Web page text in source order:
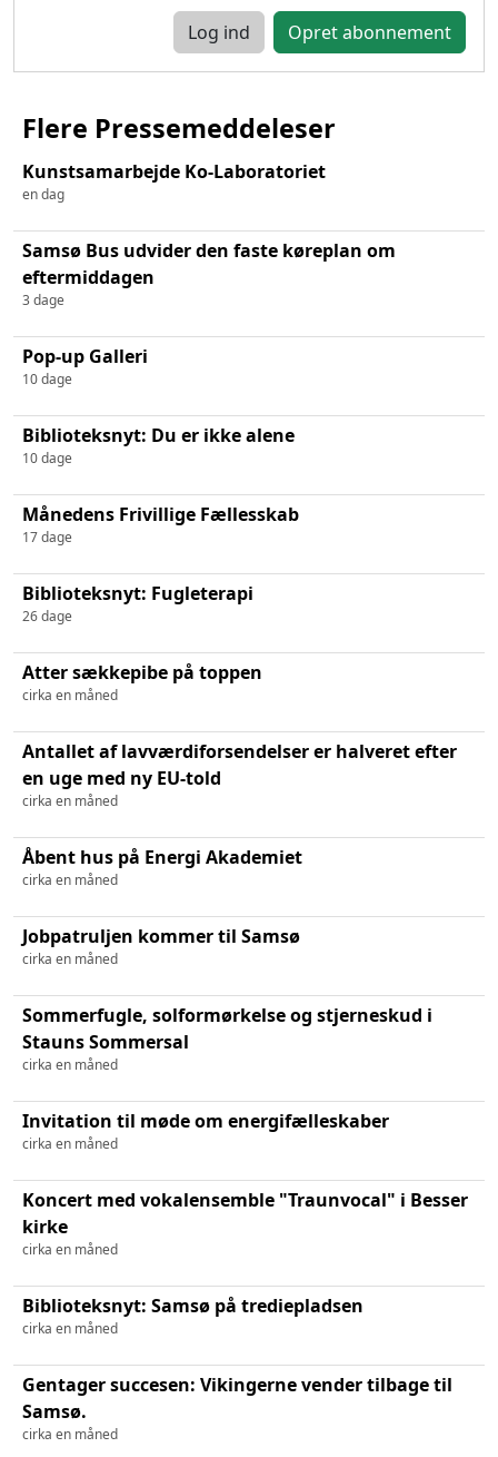
Log ind
Flere Pressemeddeleser
Kunstsamarbejde Ko-Laboratoriet
en dag
Samsø Bus udvider den faste køreplan om
eftermiddagen
3 dage
Pop-up Galleri
10 dage
Biblioteksnyt: Du er ikke alene
10 dage
Månedens Frivillige Fællesskab
17 dage
Biblioteksnyt: Fugleterapi
26 dage
Atter sækkepibe på toppen
cirka en måned
Antallet af lavværdiforsendelser er halveret efter
en uge med ny EU-told
cirka en måned
Åbent hus på Energi Akademiet
cirka en måned
Jobpatruljen kommer til Samsø
cirka en måned
Sommerfugle, solformørkelse og stjerneskud i
Stauns Sommersal
cirka en måned
Invitation til møde om energifælleskaber
cirka en måned
Koncert med vokalensemble "Traunvocal" i Besser
kirke
cirka en måned
Biblioteksnyt: Samsø på trediepladsen
cirka en måned
Gentager succesen: Vikingerne vender tilbage til
Samsø.
cirka en måned